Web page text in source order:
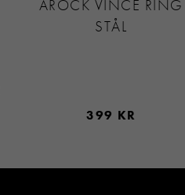
AROCK VINCE RING
STÅL
399 KR